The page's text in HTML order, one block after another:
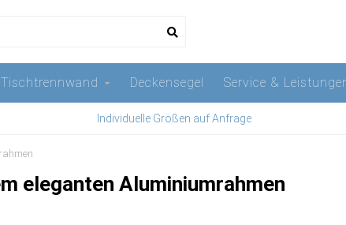
Tischtrennwand Deckensegel Service &
Individuelle Größen auf Anfrage
eleganten Aluminiumrahmen